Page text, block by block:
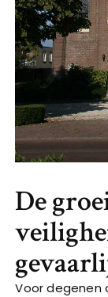
De
Voor degenen